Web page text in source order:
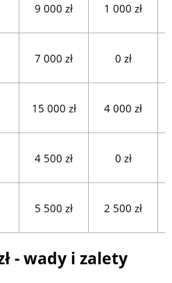
9 000 zł 1 000 zł
7 000 zł 0 zł
15 000 zł 4 000 zł
4 500 zł 0 zł
5 500 zł 2 500 zł
- wady i zalety